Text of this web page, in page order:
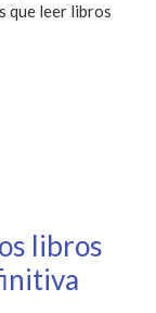
que leer libros
libros